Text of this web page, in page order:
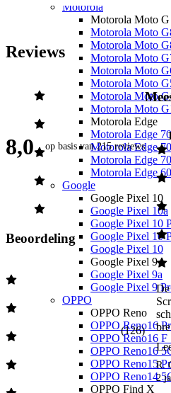
Motorola
Motorola Moto G
Motorola Moto
Motorola Moto
Motorola Moto
Motorola Moto
Motorola Moto
Motorola Moto
Motorola Moto
Motorola Edge
Motorola Edge
Motorola Edge
Motorola Edge 70
Motorola Edge
Google
Google Pixel 10
Google Pixel 10a
Google Pixel 10
Google Pixel 10
Google Pixel 10
Google Pixel 9
Google Pixel 9a
Google Pixel 9
OPPO
OPPO Reno
OPPO Reno16
OPPO Reno16 F
OPPO Reno16
OPPO Reno15
OPPO Reno14
OPPO Find X
Reviews
8,0 op basis van215 reviews
Beoordeling
(126)
R.
2